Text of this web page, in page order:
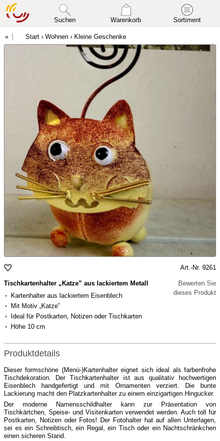
Suchen Warenkorb Sortiment
Start › Wohnen › Kleine Geschenke
Art.-Nr. 9261
Tischkartenhalter „Katze” aus lackiertem Metall
Kartenhalter aus lackiertem Eisenblech
Mit Motiv „Katze”
Ideal für Postkarten, Notizen oder Tischkarten
Höhe 10 cm
Bewerten Sie
dieses Produkt
Produktdetails
Dieser formschöne (Menü-)Kartenhalter eignet sich ideal als farbenfrohe
Tischdekoration. Der Tischkartenhalter ist aus qualitativ hochwertigen
Eisenblech handgefertigt und mit Ornamenten verziert. Die bunte
Lackierung macht den Platzkartenhalter zu einem einzigartigen Hingucker.
Der moderne Namensschildhalter kann zur Präsentation von
Tischkärtchen, Speise- und Visitenkarten verwendet werden. Auch toll für
Postkarten, Notizen oder Fotos! Der Fotohalter hat auf allen Unterlagen,
sei es ein Schreibtisch, ein Regal, ein Tisch oder ein Nachtschränkchen
einen sicheren Stand.